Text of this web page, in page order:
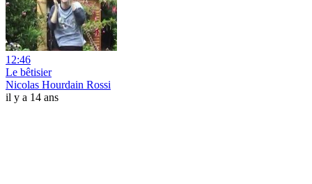
12:46
Le bêtisier
Nicolas Hourdain Rossi
il y a 14 ans